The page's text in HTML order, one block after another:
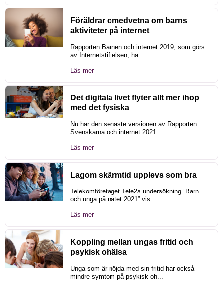
Föräldrar omedvetna om barns
aktiviteter på internet
Rapporten Barnen och internet 2019, som görs
av Internetstiftelsen, ha...
Läs mer
Det digitala livet flyter allt mer ihop
med det fysiska
Nu har den senaste versionen av Rapporten
Svenskarna och internet 2021...
Läs mer
Lagom skärmtid upplevs som bra
Telekomföretaget Tele2s undersökning ”Barn
och unga på nätet 2021” vis...
Läs mer
Koppling mellan ungas fritid och
psykisk ohälsa
Unga som är nöjda med sin fritid har också
mindre symtom på psykisk oh...